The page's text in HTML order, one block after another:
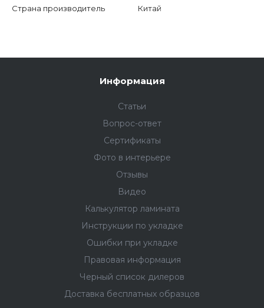
Страна производитель Китай
Информация
Статьи
Вопрос-ответ
Сертификаты
Фото в интерьере
Отзывы
Видео
Калькулятор ламината
Инструкции по укладке
Ошибки при укладке
Правовая информация
Черный список дилеров
Доставка бесплатных образцов